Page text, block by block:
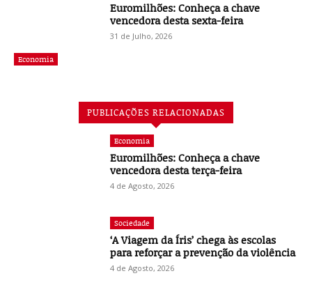
Economia
Euromilhões: Conheça a chave
vencedora desta sexta-feira
31 de Julho, 2026
PUBLICAÇÕES RELACIONADAS
Economia
Euromilhões: Conheça a chave
vencedora desta terça-feira
4 de Agosto, 2026
Sociedade
‘A Viagem da Íris’ chega às escolas
para reforçar a prevenção da violência
4 de Agosto, 2026